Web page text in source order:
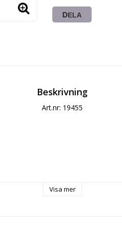
DELA
Beskrivning
Art.nr: 19455
Visa mer